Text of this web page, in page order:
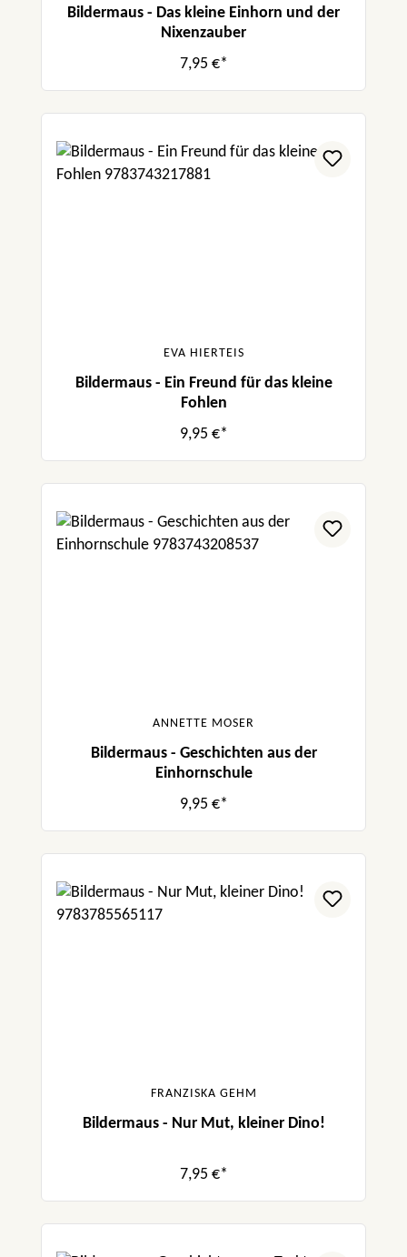
Bildermaus - Das kleine Einhorn und der
Nixenzauber
7,95 €*
EVA HIERTEIS
Bildermaus - Ein Freund für das kleine
Fohlen
9,95 €*
ANNETTE MOSER
Bildermaus - Geschichten aus der
Einhornschule
9,95 €*
FRANZISKA GEHM
Bildermaus - Nur Mut, kleiner Dino!
7,95 €*